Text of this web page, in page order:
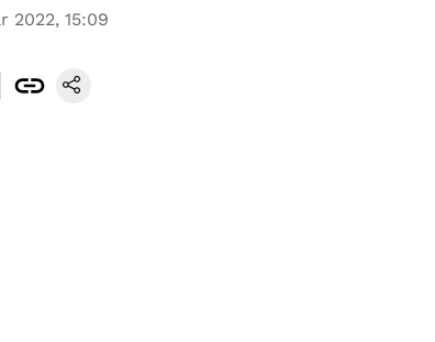
2022, 15:09